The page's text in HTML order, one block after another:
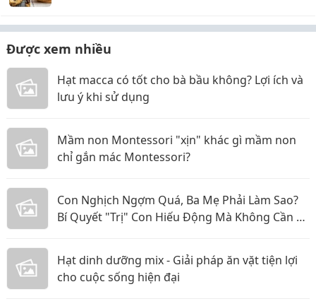
Được xem nhiều
Hạt macca có tốt cho bà bầu không? Lợi ích và
lưu ý khi sử dụng
Mầm non Montessori "xịn" khác gì mầm non
chỉ gắn mác Montessori?
Con Nghịch Ngợm Quá, Ba Mẹ Phải Làm Sao?
Bí Quyết "Trị" Con Hiếu Động Mà Không Cần La
Hạt dinh dưỡng mix - Giải pháp ăn vặt tiện lợi
cho cuộc sống hiện đại